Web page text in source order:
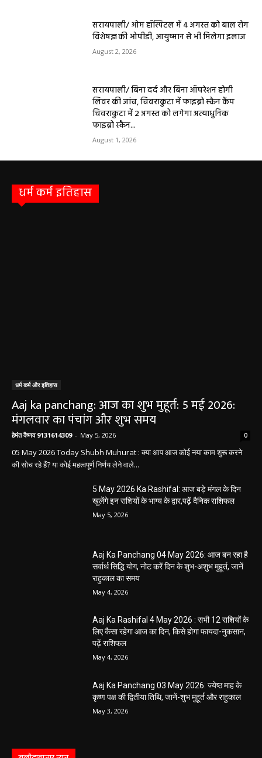
सरायपाली/ ओम हॉस्पिटल में 4 अगस्त को बाल रोग
विशेषज्ञ की ओपीडी, आयुष्मान से भी मिलेगा इलाज
August 2, 2026
सरायपाली/ बिना दर्द और बिना ऑपरेशन होगी
लिवर की जांच, चिवराकुटा में फाइब्रो स्कैन कैंप
चिवराकुटा में 2 अगस्त को लगेगा अत्याधुनिक
फाइब्रो स्कैन...
August 1, 2026
धर्म कर्म इतिहास
धर्म कर्म और इतिहास
Aaj ka panchang: आज का शुभ मुहूर्त: 5 मई 2026:
मंगलवार का पंचांग और शुभ समय
हेमंत वैष्णव 9131614309 - May 5, 2026 0
05 May 2026 Today Shubh Muhurat : क्या आप आज कोई नया काम शुरू करने
की सोच रहे हैं? या कोई महत्वपूर्ण निर्णय लेने वाले...
5 May 2026 Ka Rashifal: आज बड़े मंगल के दिन
खुलेंगे इन राशियों के भाग्य के द्वार,पढ़ें दैनिक राशिफल
May 5, 2026
Aaj Ka Panchang 04 May 2026: आज बन रहा है
सर्वार्थ सिद्धि योग, नोट करें दिन के शुभ-अशुभ मुहूर्त, जानें
राहुकाल का समय
May 4, 2026
Aaj Ka Rashifal 4 May 2026 : सभी 12 राशियों के
लिए कैसा रहेगा आज का दिन, किसे होगा फायदा-नुकसान,
पढ़ें राशिफल
May 4, 2026
Aaj Ka Panchang 03 May 2026: ज्येष्ठ माह के
कृष्ण पक्ष की द्वितीया तिथि, जानें-शुभ मुहूर्त और राहुकाल
May 3, 2026